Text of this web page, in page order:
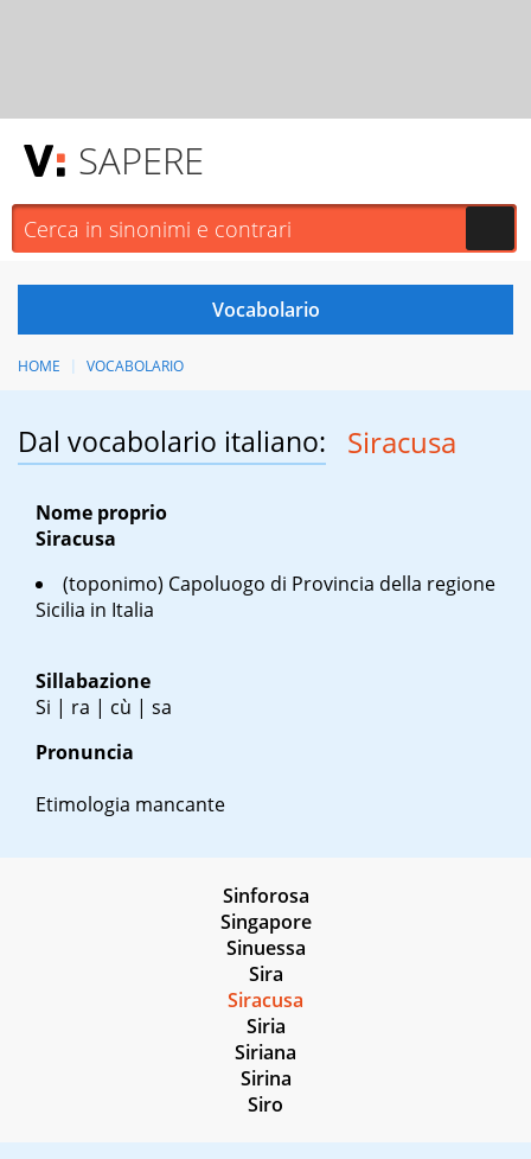
SAPERE
HOME VOCABOLARIO
Dal vocabolario italiano: Siracusa
Nome proprio
Siracusa
(toponimo) Capoluogo di Provincia della regione
Sicilia in Italia
Sillabazione
Si | ra | cù | sa
Pronuncia
Etimologia mancante
Sinforosa
Singapore
Sinuessa
Sira
Siracusa
Siria
Siriana
Sirina
Siro